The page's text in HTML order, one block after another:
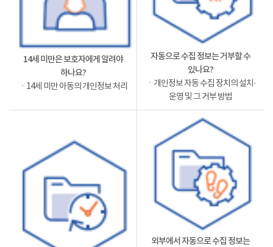
14세 미만은 보호자에게 알려야
하나요?
ㆍ14세 미만 아동의 개인정보 처리
자동으로 수집 정보는 거부할 수
있나요?
ㆍ개인정보 자동 수집 장치의 설치·
운영 및 그 거부 방법
외부에서 자동으로 수집 정보는